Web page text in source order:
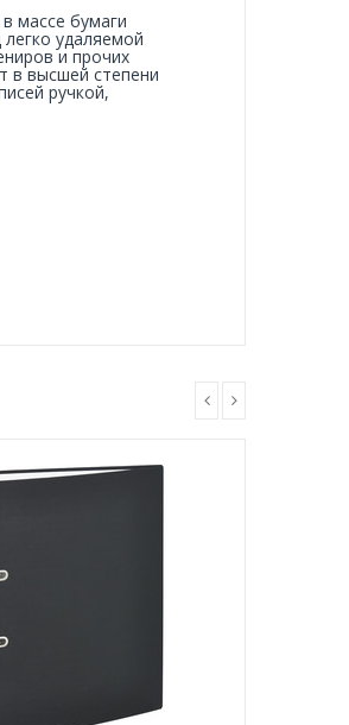
массе бумаги
удаляемой
и прочих
в высшей степени
ручкой,